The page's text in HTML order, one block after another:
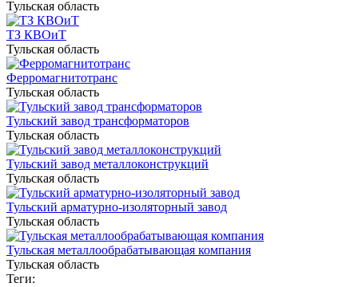
Тульская область
ТЗ КВОиТ
Тульская область
Ферромагнитотранс
Тульская область
Тульский завод трансформаторов
Тульская область
Тульский завод металлоконструкций
Тульская область
Тульский арматурно-изоляторный завод
Тульская область
Тульская металлообрабатывающая компания
Тульская область
Теги: